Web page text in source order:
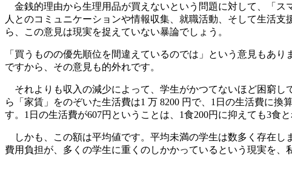
金銭的理由から生理用品が買えないという問題に対して、「ス
人とのコミュニケーションや情報収集、就職活動、そして生活
ら、この意見は現実を捉えていない暴論でしょう。
「買うものの優先順位を間違えているのでは」という意見もあ
ですから、その意見も的外れです。
それよりも収入の減少によって、学生がかつてないほど困窮し
ら「家賃」をのぞいた生活費は1 万 8200 円で、1日の生活費に
す。1日の生活費が607円ということは、1食200円に抑えても3食
しかも、この額は平均値です。平均未満の学生は数多く存在し
費用負担が、多くの学生に重くのしかかっているという現実を、